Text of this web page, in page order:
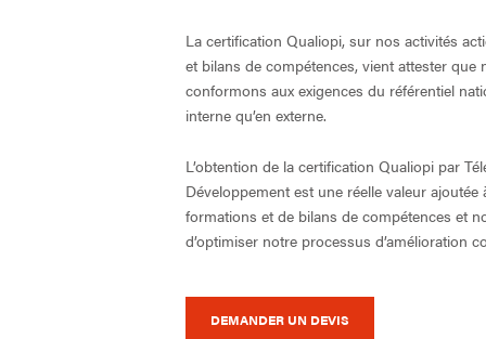
La certification Qualiopi, sur nos activités
et bilans de compétences, vient attester que
conformons aux exigences du référentiel
interne qu’en externe.
L’obtention de la certification Qualiopi par
Développement est une réelle valeur
formations et de bilans de compétences et
d’optimiser notre processus d’amélioration
DEMANDER UN DEVIS